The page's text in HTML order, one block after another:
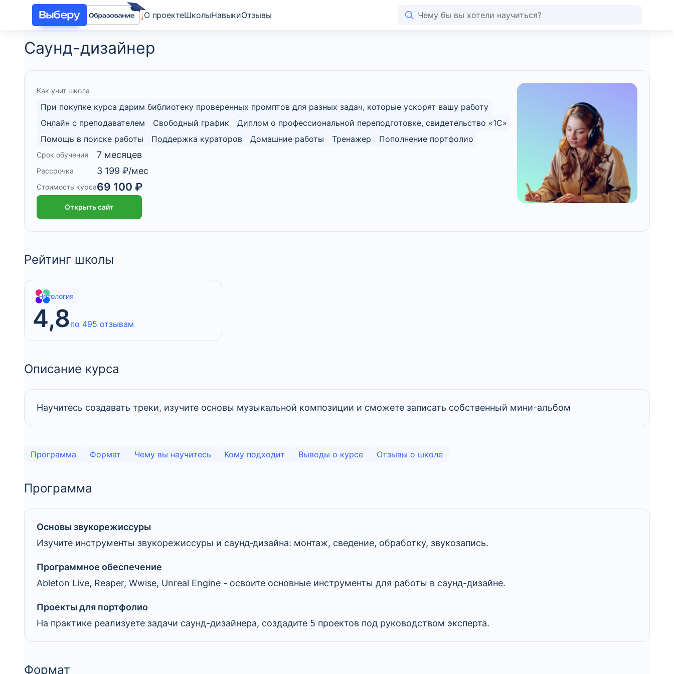
О проектеШколыНавыкиОтзывы
Cаунд-дизайнер
Как учит школа
При покупке курса дарим библиотеку проверенных промптов для разных задач, которые ускорят вашу работу
Онлайн с преподавателем
Свободный график
Диплом о профессиональной переподготовке, свидетельство «1С»
Помощь в поиске работы
Поддержка кураторов Домашние работы Тренажер Пополнение портфолио
Срок обучения 7 месяцев
Рассрочка 3 199 ₽/мес
Стоимость курса69 100 ₽
Открыть сайт
Рейтинг школы
Нетология
4,8по 495 отзывам
Описание курса
Научитесь создавать треки, изучите основы музыкальной композиции и сможете записать собственный мини-альбом
Программа Формат Чему вы научитесь Кому подходит Выводы о курсе Отзывы о школе
Программа
Основы звукорежиссуры
Изучите инструменты звукорежиссуры и саунд‑дизайна: монтаж, сведение, обработку, звукозапись.
Программное обеспечение
Ableton Live, Reaper, Wwise, Unreal Engine - освоите основные инструменты для работы в саунд-дизайне.
Проекты для портфолио
На практике реализуете задачи саунд-дизайнера, создадите 5 проектов под руководством эксперта.
Формат